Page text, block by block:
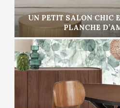
UN PETIT SALON CHIC
PLANCHE